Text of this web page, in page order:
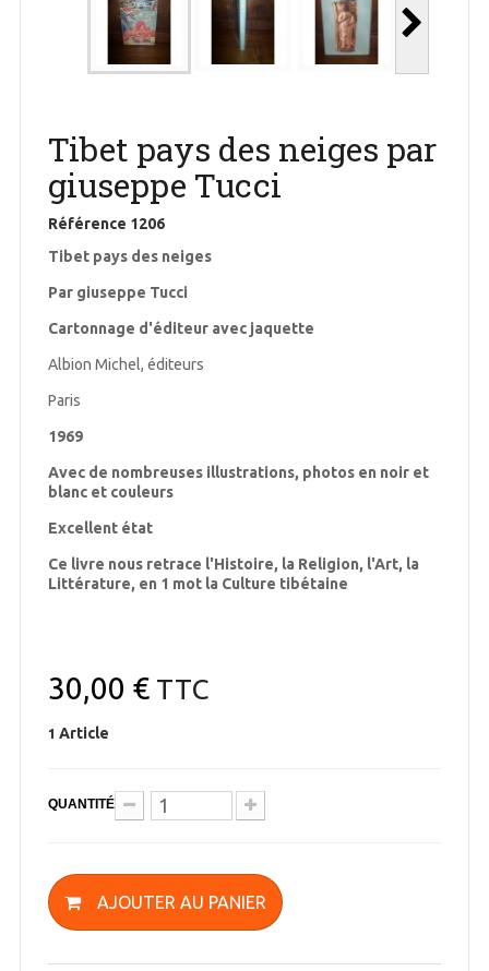
Tibet pays des neiges par
giuseppe Tucci
Référence 1206
Tibet pays des neiges
Par giuseppe Tucci
Cartonnage d'éditeur avec jaquette
Albion Michel, éditeurs
Paris
1969
Avec de nombreuses illustrations, photos en noir et
blanc et couleurs
Excellent état
Ce livre nous retrace l'Histoire, la Religion, l'Art, la
Littérature, en 1 mot la Culture tibétaine
30,00 €TTC
1 Article
QUANTITÉ
AJOUTER AU PANIER